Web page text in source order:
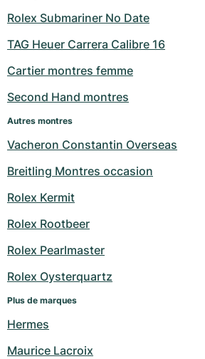
Rolex Submariner No Date
TAG Heuer Carrera Calibre 16
Cartier montres femme
Second Hand montres
Autres montres
Vacheron Constantin Overseas
Breitling Montres occasion
Rolex Kermit
Rolex Rootbeer
Rolex Pearlmaster
Rolex Oysterquartz
Plus de marques
Hermes
Maurice Lacroix